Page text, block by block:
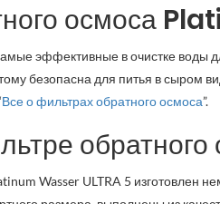
осмоса
эффективные в очистке воды
безопасна для питья в сыром
Все о фильтрах обратного осмоса”.
Wasser ULTRA 5 изготовлен